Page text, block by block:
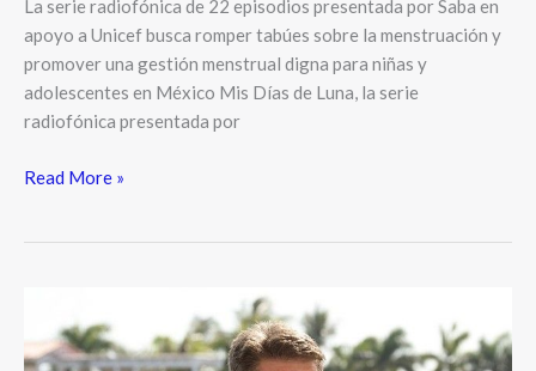
La serie radiofónica de 22 episodios presentada por Saba en
apoyo a Unicef busca romper tabúes sobre la menstruación y
promover una gestión menstrual digna para niñas y
adolescentes en México Mis Días de Luna, la serie
radiofónica presentada por
Read More »
Global
y